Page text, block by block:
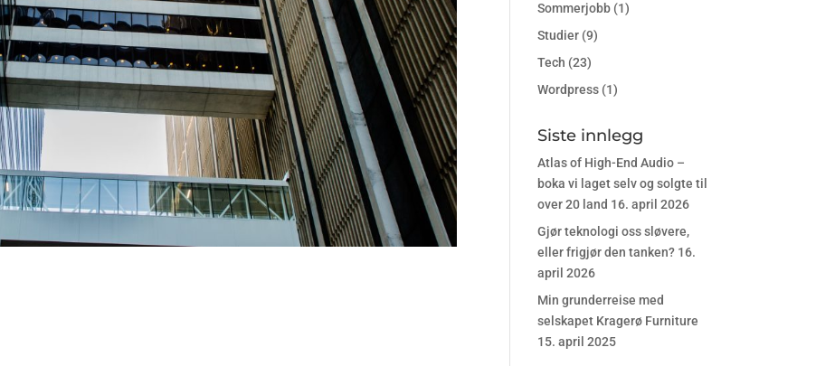
Sommerjobb (1)
Studier (9)
Tech (23)
Wordpress (1)
Siste innlegg
Atlas of High-End Audio –
boka vi laget selv og solgte til
over 20 land 16. april 2026
Gjør teknologi oss sløvere,
eller frigjør den tanken? 16.
april 2026
Min grunderreise med
selskapet Kragerø Furniture
15. april 2025